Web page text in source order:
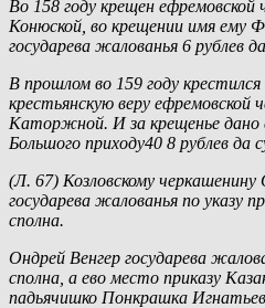
Во 158 году крещен
Конюской, во крещении имя ему
государева жалованья 6 рублев
В прошлом во 159 году крестился
крестьянскую веру ефремовской
Каторжной. И за крещенье дано
Большого приходу40 8 рублев да
(Л. 67) Козловскому
государева жалованья по указу
сполна.
Ондрей Венгер государева
сполна, а ево место приказу
падьячишко Понкрашка Игнатьев